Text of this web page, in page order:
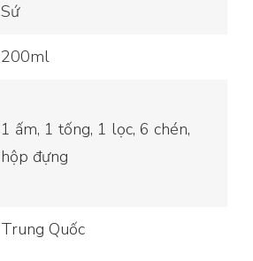
Sứ
200ml
1 ấm, 1 tống, 1 lọc, 6 chén,
hộp đựng
Trung Quốc